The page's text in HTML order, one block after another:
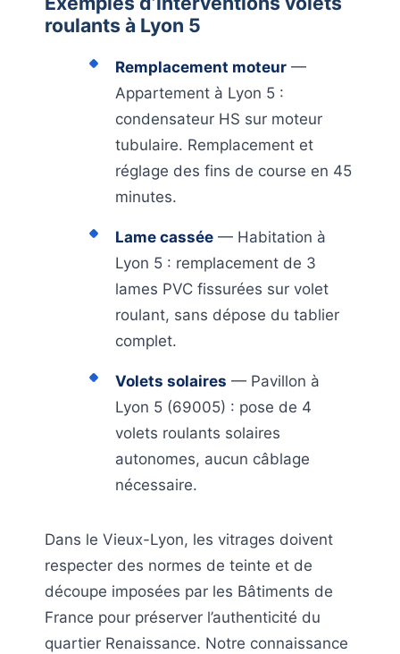
roulants à Lyon 5
Remplacement moteur —
Appartement à Lyon 5 :
condensateur HS sur moteur
tubulaire. Remplacement et
réglage des fins de course en 45
minutes.
Lame cassée — Habitation à
Lyon 5 : remplacement de 3
lames PVC fissurées sur volet
roulant, sans dépose du tablier
complet.
Volets solaires — Pavillon à
Lyon 5 (69005) : pose de 4
volets roulants solaires
autonomes, aucun câblage
nécessaire.
Dans le Vieux-Lyon, les vitrages doivent
respecter des normes de teinte et de
découpe imposées par les Bâtiments de
France pour préserver l’authenticité du
quartier Renaissance. Notre connaissance